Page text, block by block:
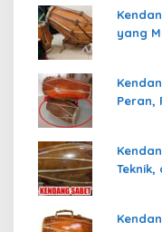
yang
Peran,